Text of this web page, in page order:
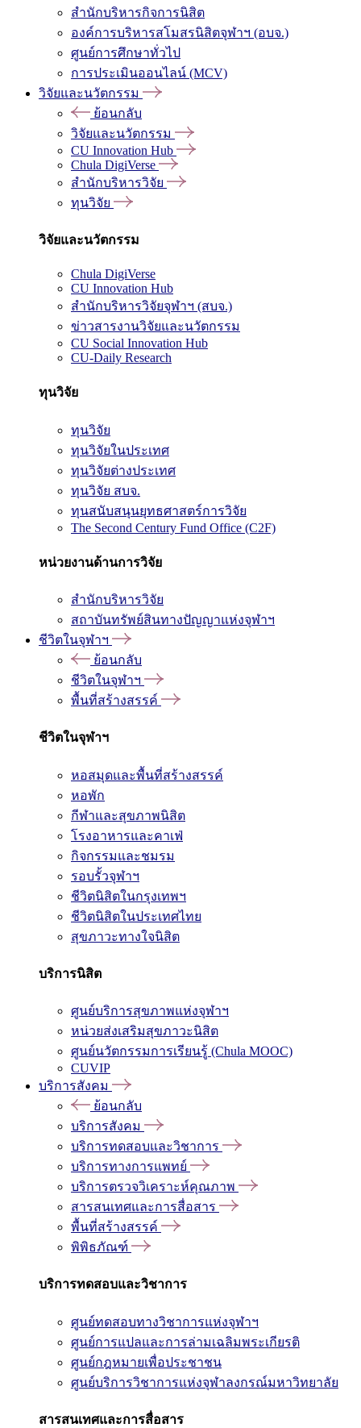
สำนักบริหารกิจการนิสิต
องค์การบริหารสโมสรนิสิตจุฬาฯ (อบจ.)
ศูนย์การศึกษาทั่วไป
การประเมินออนไลน์ (MCV)
วิจัยและนวัตกรรม
ย้อนกลับ
วิจัยและนวัตกรรม
CU Innovation Hub
Chula DigiVerse
สำนักบริหารวิจัย
ทุนวิจัย
วิจัยและนวัตกรรม
Chula DigiVerse
CU Innovation Hub
สำนักบริหารวิจัยจุฬาฯ (สบจ.)
ข่าวสารงานวิจัยและนวัตกรรม
CU Social Innovation Hub
CU-Daily Research
ทุนวิจัย
ทุนวิจัย
ทุนวิจัยในประเทศ
ทุนวิจัยต่างประเทศ
ทุนวิจัย สบจ.
ทุนสนับสนุนยุทธศาสตร์การวิจัย
The Second Century Fund Office (C2F)
หน่วยงานด้านการวิจัย
สำนักบริหารวิจัย
สถาบันทรัพย์สินทางปัญญาแห่งจุฬาฯ
ชีวิตในจุฬาฯ
ย้อนกลับ
ชีวิตในจุฬาฯ
พื้นที่สร้างสรรค์
ชีวิตในจุฬาฯ
หอสมุดและพื้นที่สร้างสรรค์
หอพัก
กีฬาและสุขภาพนิสิต
โรงอาหารและคาเฟ่
กิจกรรมและชมรม
รอบรั้วจุฬาฯ
ชีวิตนิสิตในกรุงเทพฯ
ชีวิตนิสิตในประเทศไทย
สุขภาวะทางใจนิสิต
บริการนิสิต
ศูนย์บริการสุขภาพแห่งจุฬาฯ
หน่วยส่งเสริมสุขภาวะนิสิต
ศูนย์นวัตกรรมการเรียนรู้ (Chula MOOC)
CUVIP
บริการสังคม
ย้อนกลับ
บริการสังคม
บริการทดสอบและวิชาการ
บริการทางการแพทย์
บริการตรวจวิเคราะห์คุณภาพ
สารสนเทศและการสื่อสาร
พื้นที่สร้างสรรค์
พิพิธภัณฑ์
บริการทดสอบและวิชาการ
ศูนย์ทดสอบทางวิชาการแห่งจุฬาฯ
ศูนย์การแปลและการล่ามเฉลิมพระเกียรติ
ศูนย์กฎหมายเพื่อประชาชน
ศูนย์บริการวิชาการแห่งจุฬาลงกรณ์มหาวิทยาลัย
สารสนเทศและการสื่อสาร